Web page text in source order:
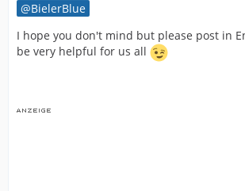
BielerBlue
I hope you don't mind but please post in
be very helpful for us all